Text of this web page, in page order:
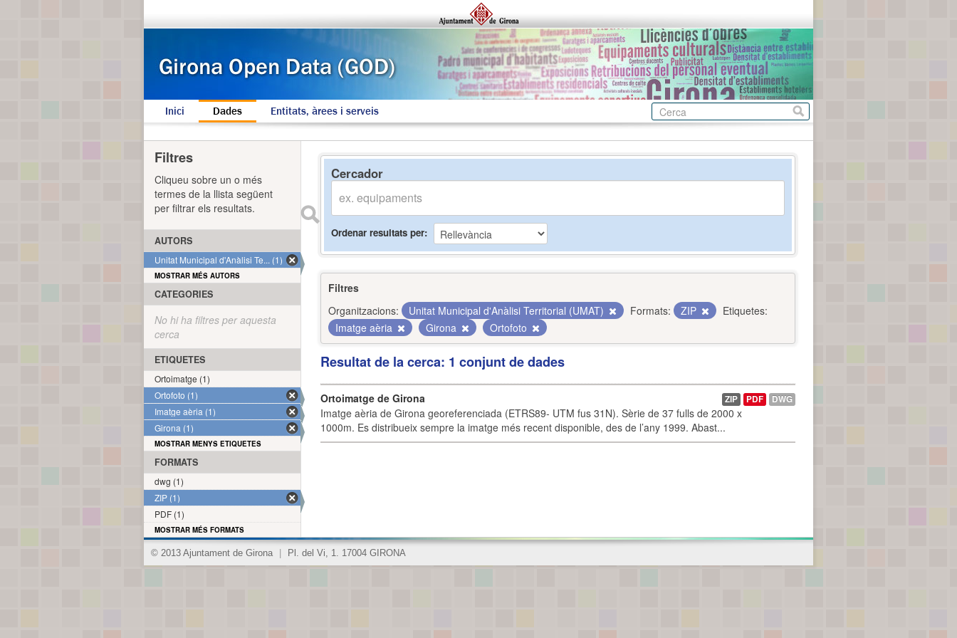
Inici Dades Entitats, àrees i serveis
Cercador
Ordenar resultats per
Filtres
Organitzacions:
Unitat Municipal d'Anàlisi Territorial (UMAT) Formats: ZIP
Etiquetes:
Imatge aèria
Girona Ortofoto
Resultat de la cerca: 1 conjunt de dades
Ortoimatge de Girona
Imatge aèria de Girona georeferenciada (ETRS89- UTM fus 31N). Sèrie de 37 fulls de 2000 x
1000m. Es distribueix sempre la imatge més recent disponible, des de l’any 1999. Abast...
ZIP PDF DWG
Filtres
Cliqueu sobre un o més
termes de la llista següent
per filtrar els resultats.
AUTORS
Unitat Municipal d'Anàlisi Te... (1)
MOSTRAR MÉS AUTORS
CATEGORIES
No hi ha filtres per aquesta
cerca
ETIQUETES
Ortoimatge (1)
Ortofoto (1)
Imatge aèria (1)
Girona (1)
MOSTRAR MENYS ETIQUETES
FORMATS
dwg (1)
ZIP (1)
PDF (1)
MOSTRAR MÉS FORMATS
© 2013 Ajuntament de Girona Pl. del Vi, 1. 17004 GIRONA